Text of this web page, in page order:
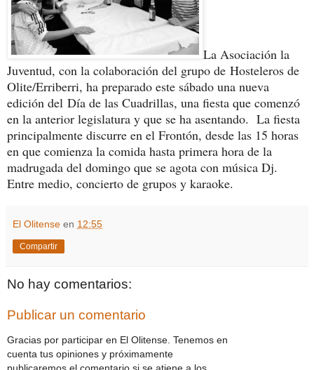
La Asociación la
Juventud, con la colaboración del grupo de Hosteleros de
Olite/Erriberri, ha preparado este sábado una nueva
edición del Día de las Cuadrillas, una fiesta que comenzó
en la anterior legislatura y que se ha asentando. La fiesta
principalmente discurre en el Frontón, desde las 15 horas
en que comienza la comida hasta primera hora de la
madrugada del domingo que se agota con música Dj.
Entre medio, concierto de grupos y karaoke.
El Olitense en 12:55
Compartir
No hay comentarios:
Publicar un comentario
Gracias por participar en El Olitense. Tenemos en
cuenta tus opiniones y próximamente